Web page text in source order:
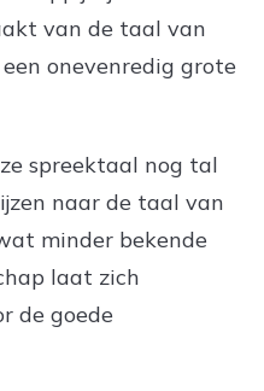
van de taal van
onevenredig grote
spreektaal nog tal
naar de taal van
minder bekende
laat zich
de goede